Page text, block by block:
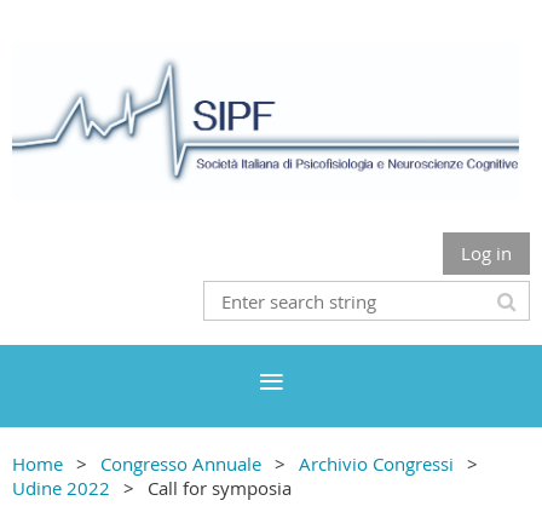
Log in
Home Congresso Annuale
Archivio Congressi
Udine 2022
Call for symposia